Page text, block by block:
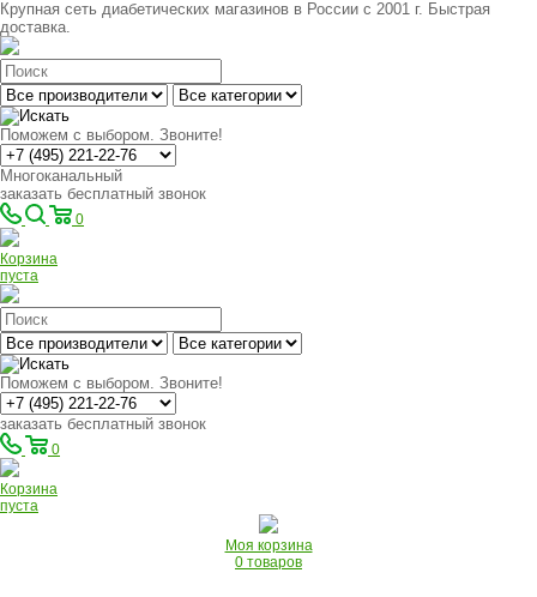
Крупная сеть диабетических магазинов в России с 2001 г. Быстрая
доставка.
Поможем с выбором. Звоните!
Многоканальный
заказать бесплатный звонок
0
Корзина
пуста
Поможем с выбором. Звоните!
заказать бесплатный звонок
0
Корзина
пуста
Моя корзина
0 товаров